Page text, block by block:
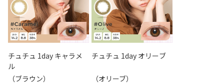
チュチュ 1day キャラメ
ル
（ブラウン）
チュチュ 1day オリーブ
（オリーブ）